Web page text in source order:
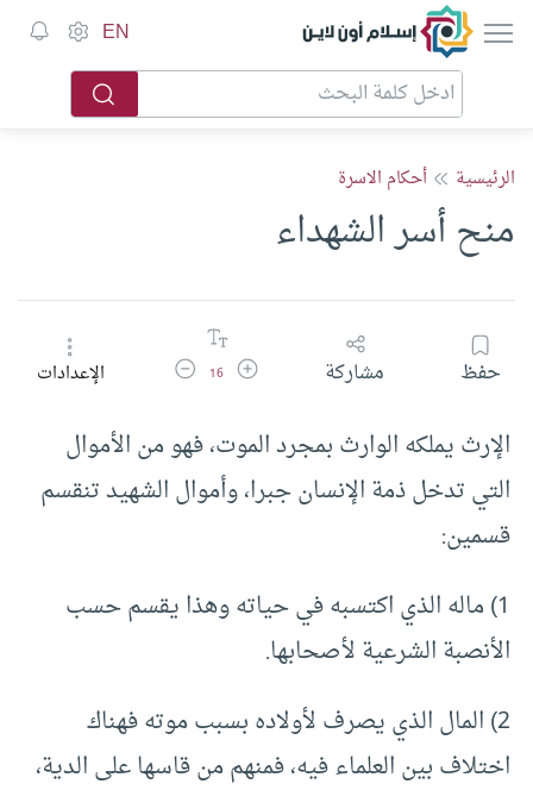
إسلام أون لاين EN
الرئيسية أحكام الاسرة
منح أسر الشهداء
حفظ مشاركة زيادة حجم الخط
16 تقليل حجم الخطالإعدادات
الإرث يملكه الوارث بمجرد الموت، فهو من الأموال
التي تدخل ذمة الإنسان جبرا، وأموال الشهيد تنقسم
قسمين:
1) ماله الذي اكتسبه في حياته وهذا يقسم حسب
الأنصبة الشرعية لأصحابها.
2) المال الذي يصرف لأولاده بسبب موته فهناك
اختلاف بين العلماء فيه، فمنهم من قاسها على الدية،